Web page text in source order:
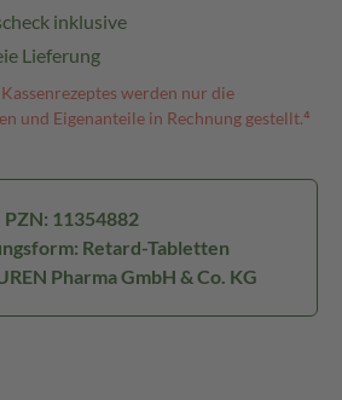
inklusive
Lieferung
werden nur die
und Eigenanteile in Rechnung gestellt.⁴
PZN: 11354882
Retard-Tabletten
Pharma GmbH & Co. KG